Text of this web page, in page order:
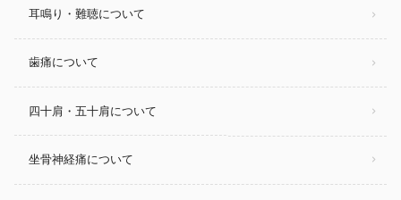
耳鳴り・難聴について
歯痛について
四十肩・五十肩について
坐骨神経痛について